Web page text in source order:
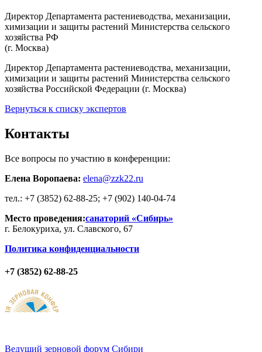
Директор Департамента растениеводства, механизации,
химизации и защиты растений Министерства сельского
хозяйства РФ
(г. Москва)
Директор Департамента растениеводства, механизации,
химизации и защиты растений Министерства сельского
хозяйства Российской Федерации (г. Москва)
Вернуться к списку экспертов
Контакты
Все вопросы по участию в конференции:
Елена Воропаева: elena@zzk22.ru
тел.: +7 (3852) 62-88-25; +7 (902) 140-04-74
Место проведения:санаторий «Сибирь»
г. Белокуриха, ул. Славского, 67
Политика конфиденциальности
+7 (3852) 62-88-25
Ведущий зерновой форум Сибири